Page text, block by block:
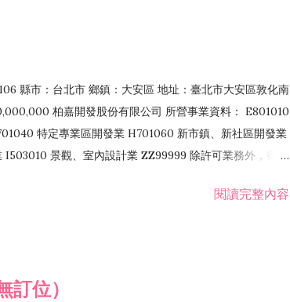
縣市：台北市 鄉鎮：大安區 地址：臺北市大安區敦化南
柏嘉開發股份有限公司 所營事業資料： E801010
特定專業區開發業 H701060 新市鎮、新社區開發業
景觀、室內設計業 ZZ99999 除許可業務外，得經
閱讀完整內容
訂位）